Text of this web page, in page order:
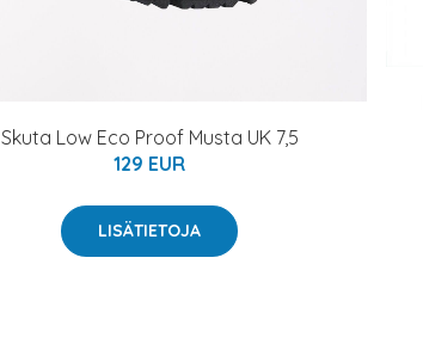
Skuta Low Eco Proof Musta UK 7,5
129 EUR
LISÄTIETOJA